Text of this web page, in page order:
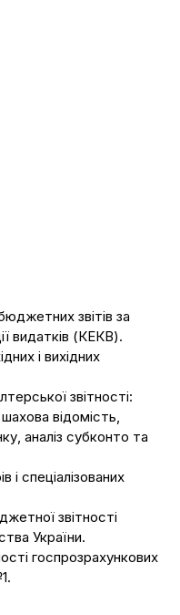
звітів за
видатків (КЕКВ).
і вихідних
звітності:
відомість,
аналіз субконто та
спеціалізованих
звітності
України.
госпрозрахункових